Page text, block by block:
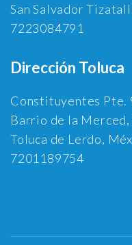
San Salvador
7223084791
Dirección Toluca
Constituyentes Pte.
Barrio de la
Toluca de Lerdo,
7201189754